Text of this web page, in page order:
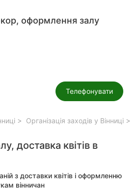
оформлення залу
Телефонувати
Організація заходів у Вінниці
доставка квітів в
з доставки квітів і оформленню
вінничан